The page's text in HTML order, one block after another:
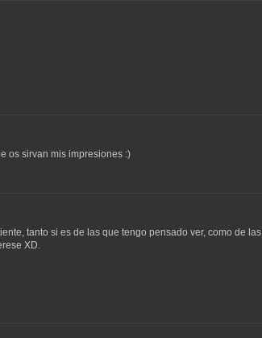
os sirvan mis impresiones :)
tanto si es de las que tengo pensado ver, como de las
XD.